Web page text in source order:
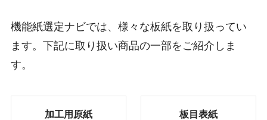
機能紙選定ナビでは、様々な板紙を取り扱ってい
ます。下記に取り扱い商品の一部をご紹介しま
す。
加工用原紙 板目表紙